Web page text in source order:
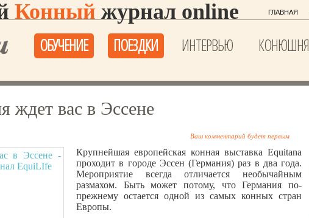
ГЛАВНАЯ
Конный журнал online
ИНТЕРВЬЮ КОНЮШНЯ
ОБУЧЕНИЕ ПОЕЗДКИ
ждет вас в Эссене
Ваш комментарий будет первым
Крупнейшая европейская конная выставка Equitana
проходит в городе Эссен (Германия) раз в два года.
Мероприятие всегда отличается необычайным
размахом. Быть может потому, что Германия по-
прежнему остается одной из самых конных стран
Европы.